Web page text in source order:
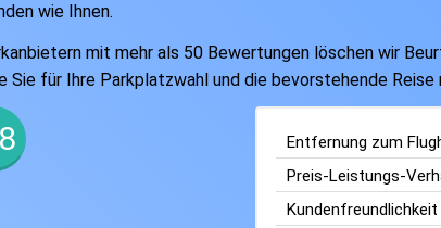
wie Ihnen.
mit mehr als 50 Bewertungen löschen wir
für Ihre Parkplatzwahl und die bevorstehende Reise
Entfernung zum
Preis-Leistungs-
Kundenfreundlichkeit